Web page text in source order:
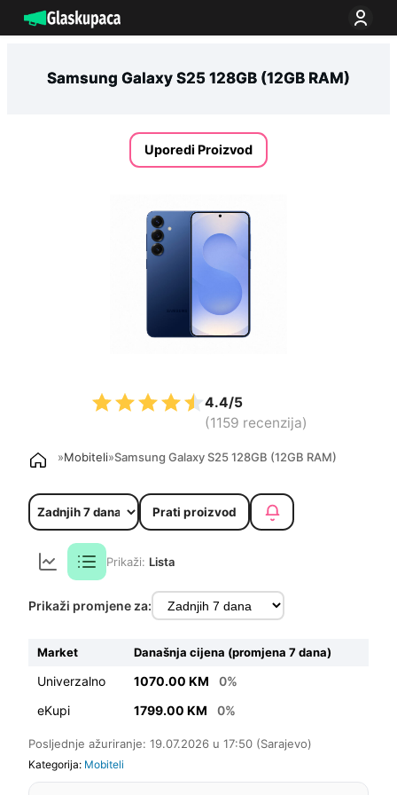
na
Samsung Galaxy S25 128GB (12GB RAM)
Uporedi Proizvod
4.4/5
(1159 recenzija)
»Mobiteli»Samsung Galaxy S25 128GB (12GB RAM)
Prati proizvod
Prikaži: Lista
Prikaži promjene za:
Market Današnja cijena (promjena 7 dana)
Univerzalno 1070.00 KM
0%
eKupi
1799.00 KM 0%
Posljednje ažuriranje: 19.07.2026 u 17:50 (Sarajevo)
Kategorija: Mobiteli